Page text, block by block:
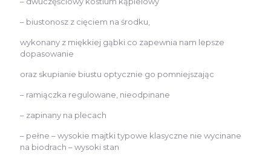
209,00 zł.
– biustonosz z cięciem na środku,
wykonany z miękkiej gąbki co zapewnia nam lepsze
dopasowanie
oraz skupianie biustu optycznie go pomniejszając
– ramiączka regulowane, nieodpinane
– zapinany na plecach
– pełne – wysokie majtki typowe klasyczne nie wycinane
na biodrach – wysoki stan